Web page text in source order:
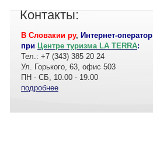
Контакты:
В Словакии ру, Интернет-оператор
при Центре туризма LA TERRA:
Тел.: +7 (343) 385 20 24
Ул. Горького, 63, офис 503
ПН - СБ, 10.00 - 19.00
подробнее